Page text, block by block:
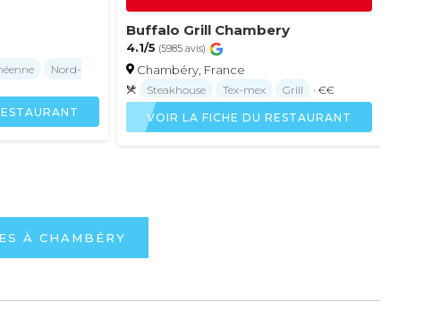
Nord-
Buffalo Grill Chambery
4.1/5 (5985 avis)
Chambéry, France
Steakhouse Tex-mex Grill · €€
VOIR LA FICHE DU RESTAURANT
À CHAMBÉRY